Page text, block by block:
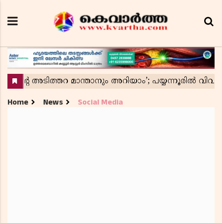
Home News Social Media